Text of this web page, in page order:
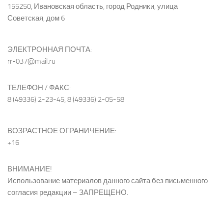
155250, Ивановская область, город Родники, улица
Советская, дом 6
ЭЛЕКТРОННАЯ ПОЧТА:
rr-037@mail.ru
ТЕЛЕФОН / ФАКС:
8 (49336) 2-23-45, 8 (49336) 2-05-58
ВОЗРАСТНОЕ ОГРАНИЧЕНИЕ:
+16
ВНИМАНИЕ!
Использование материалов данного сайта без письменного
согласия редакции – ЗАПРЕЩЕНО.